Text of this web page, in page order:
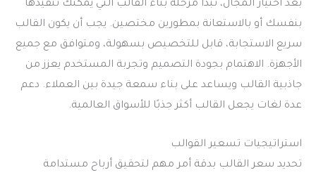
بعد اختيار المجال، تبدأ مرحلة بناء القالب التي يمكنك تنفيذها
بنفسك أو بالاستعانة بمطورين مختصين. يجب أن يكون القالب
سريع الاستجابة، قابل للتخصيص بسهولة، ومتوافق مع جميع
الأجهزة. الاهتمام بجودة التصميم وتجربة المستخدم يعزز من
جاذبية القالب ويساعد على بناء سمعة جيدة بين العملاء. دعم
عدة لغات يجعل القالب أكثر جذبًا للأسواق العالمية.
استراتيجيات تسعير القوالب
تحديد سعر القالب بدقة أمر مهم لتحقيق أرباح مستدامة